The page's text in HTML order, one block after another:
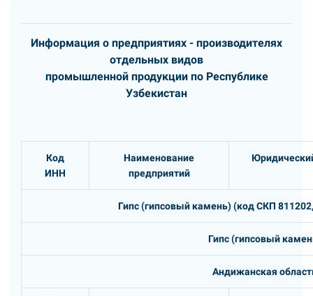
Информация о предприятиях - производителях
отдельных видов
промышленной продукции по Республике
Узбекистан
Код
ИНН
Наименование
предприятий
Гипс (гипсовый камeнь) (код СКП
Гипс (гипсовый
Андижанская